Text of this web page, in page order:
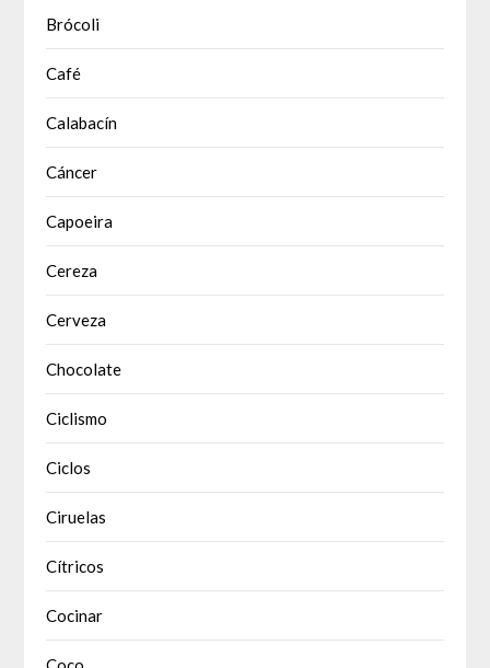
Brócoli
Café
Calabacín
Cáncer
Capoeira
Cereza
Cerveza
Chocolate
Ciclismo
Ciclos
Ciruelas
Cítricos
Cocinar